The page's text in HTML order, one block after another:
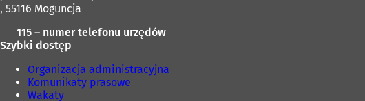
, 55116 Moguncja
115 – numer telefonu urzędów
Szybki dostęp
Organizacja administracyjna
Komunikaty prasowe
Wakaty